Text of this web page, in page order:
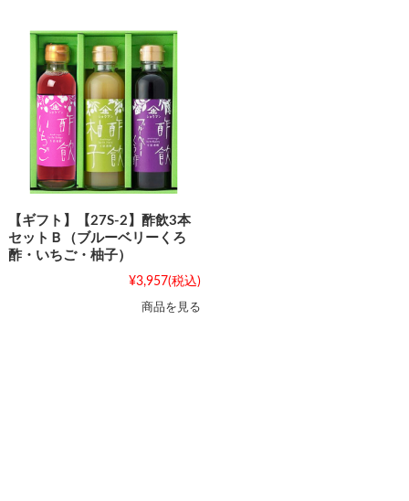
【ギフト】【27S-2】酢飲3本
セットＢ（ブルーベリーくろ
酢・いちご・柚子）
¥3,957(税込)
商品を見る